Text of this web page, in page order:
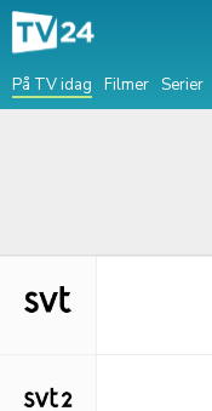
På TV idag Filmer Serier